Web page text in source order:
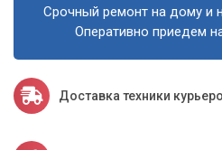
Срочный ремонт на дому и
Оперативно приедем
Доставка техники